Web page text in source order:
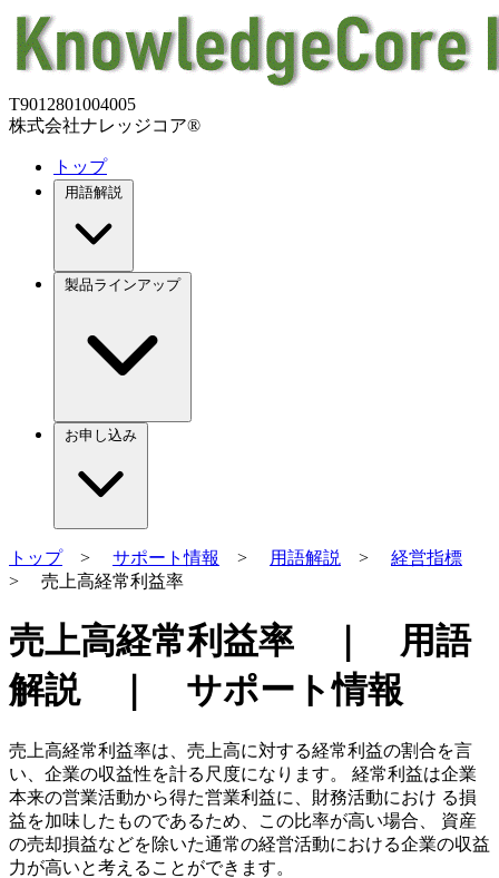
T9012801004005
株式会社ナレッジコア®
トップ
用語解説
製品ラインアップ
お申し込み
トップ> サポート情報 > 用語解説 > 経営指標
> 売上高経常利益率
売上高経常利益率 ｜ 用語
解説 ｜ サポート情報
売上高経常利益率は、売上高に対する経常利益の割合を言
い、企業の収益性を計る尺度になります。 経常利益は企業
本来の営業活動から得た営業利益に、財務活動におけ る損
益を加味したものであるため、この比率が高い場合、 資産
の売却損益などを除いた通常の経営活動における企業の収益
力が高いと考えることができます。